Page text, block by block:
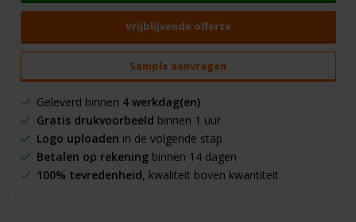
Vrijblijvende offerte
Sample aanvragen
Geleverd binnen 4 werkdag(en)
Gratis drukvoorbeeld binnen 1 uur
Logo uploaden in de volgende stap
Betalen op rekeningbinnen 14 dagen
100% tevredenheid, kwaliteit boven kwantiteit